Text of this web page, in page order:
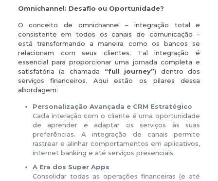
Omnichannel: Desafio ou Oportunidade?
O conceito de omnichannel – integração total e
consistente em todos os canais de comunicação –
está transformando a maneira como os bancos se
relacionam com seus clientes. Tal integração é
essencial para proporcionar uma jornada completa e
satisfatória (a chamada “full journey”) dentro dos
serviços financeiros. Aqui estão os pilares dessa
abordagem:
Personalização Avançada e CRM Estratégico
Cada interação com o cliente é uma oportunidade
de aprender e adaptar os serviços às suas
preferências. A integração de canais permite
rastrear e alinhar comportamentos em aplicativos,
internet banking e até serviços presenciais.
A Era dos Super Apps
Consolidar todas as operações financeiras (e até